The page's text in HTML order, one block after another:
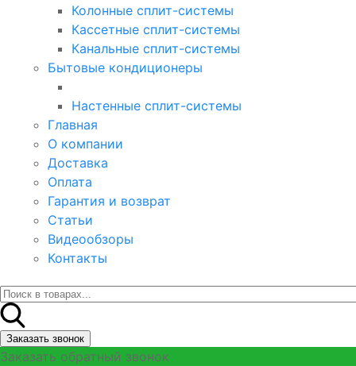
Колонные сплит-системы
Кассетные сплит-системы
Канальные сплит-системы
Бытовые кондиционеры
Настенные сплит-системы
Главная
О компании
Доставка
Оплата
Гарантия и возврат
Статьи
Видеообзоры
Контакты
Заказать звонок
Заказать обратный звонок